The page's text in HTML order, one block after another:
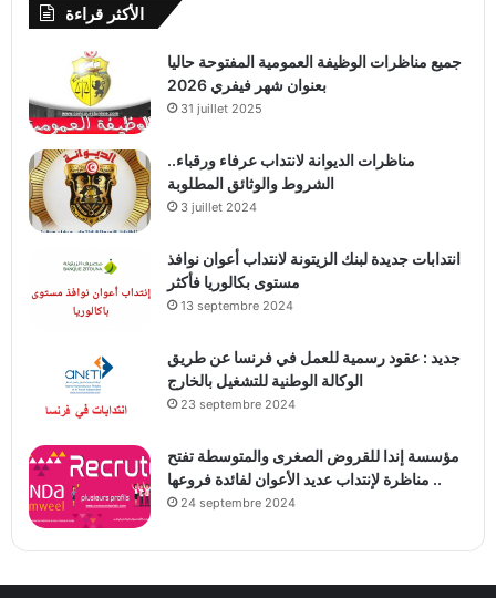
الأكثر قراءة
جميع مناظرات الوظيفة العمومية المفتوحة حاليا
بعنوان شهر فيفري 2026
31 juillet 2025
مناظرات الديوانة لانتداب عرفاء ورقباء..
الشروط والوثائق المطلوبة
3 juillet 2024
انتدابات جديدة لبنك الزيتونة لانتداب أعوان نوافذ
مستوى بكالوريا فأكثر
13 septembre 2024
جديد : عقود رسمية للعمل في فرنسا عن طريق
الوكالة الوطنية للتشغيل بالخارج
23 septembre 2024
مؤسسة إندا للقروض الصغرى والمتوسطة تفتح
مناظرة لإنتداب عديد الأعوان لفائدة فروعها ..
24 septembre 2024